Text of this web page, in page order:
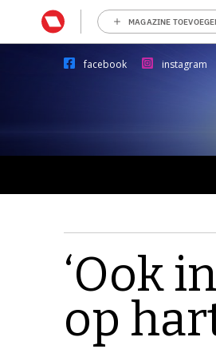
MAGAZINE
facebook instagram
‘Ook
op